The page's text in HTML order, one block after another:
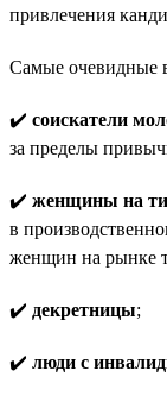
привлечения
Самые очевидные
✔️ соискатели
за пределы
✔️ женщины на
в
женщин на рынке
✔️ декретницы;
✔️ люди с